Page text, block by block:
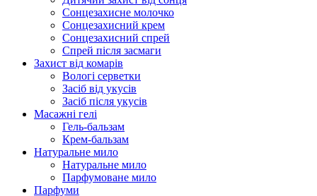
Сонцезахисне молочко
Сонцезахисний крем
Сонцезахисний спрей
Спрей після засмаги
Захист від комарів
Вологі серветки
Засіб від укусів
Засіб після укусів
Масажні гелі
Гель-бальзам
Крем-бальзам
Натуральне мило
Натуральне мило
Парфумоване мило
Парфуми